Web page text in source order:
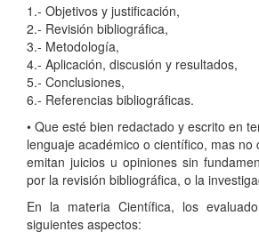
1.- Objetivos y justificación,
2.- Revisión bibliográfica,
3.- Metodología,
4.- Aplicación, discusión y resultados,
5.- Conclusiones,
6.- Referencias bibliográficas.
• Que esté bien redactado y escrito en
lenguaje académico o científico, mas no
emitan juicios u opiniones sin
por la revisión bibliográfica, o la
En la materia Científica, los
siguientes aspectos: